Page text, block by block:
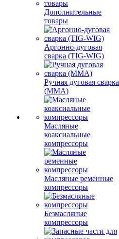
Дополнительные
товары
Аргонно-дуговая
сварка (TIG-WIG)
Ручная дуговая сварка
(MMA)
Масляные
коаксиальные
компрессоры
Масляные ременные
компрессоры
Безмасляные
компрессоры